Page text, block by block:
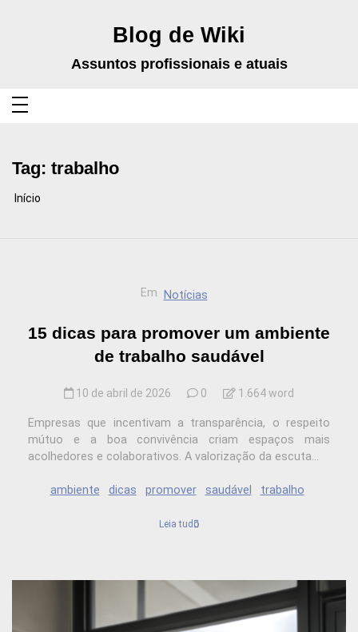
Blog de Wiki
Assuntos profissionais e atuais
Tag: trabalho
Início
Em Notícias
15 dicas para promover um ambiente
de trabalho saudável
10 de abril de 2026 0 1.664 word
Empresas que incentivam a transparência, o respeito
mútuo e a boa convivência criam espaços mais
acolhedores e colaborativos. A valorização da escuta...
ambiente dicas promover saudável trabalho
Leia tudo